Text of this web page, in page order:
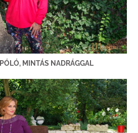
MINTÁS NADRÁGGAL